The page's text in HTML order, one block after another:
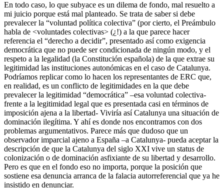
En todo caso, lo que subyace es un dilema de fondo, mal resuelto a
mi juicio porque está mal planteado. Se trata de saber si debe
prevalecer la “voluntad política colectiva” (por cierto, el Preámbulo
habla de <voluntades colectivas> (¿!) a la que parece hacer
referencia el “derecho a decidir”, presentado así como exigencia
democrática que no puede ser condicionada de ningún modo, y el
respeto a la legalidad (la Constitución española) de la que extrae su
legitimidad las instituciones autonómicas en el caso de Catalunya.
Podríamos replicar como lo hacen los representantes de ERC que,
en realidad, es un conflicto de legitimidades en la que debe
prevalecer la legitimidad “democrática” –esa voluntad colectiva-
frente a la legitimidad legal que es presentada casi en términos de
imposición ajena a la libertad- Viviría así Catalunya una situación de
dominación ilegítima. Y ahí es donde nos encontramos con dos
problemas argumentativos. Parece más que dudoso que un
observador imparcial ajeno a España –a Catalunya- pueda aceptar la
descripción de que la Catalunya del siglo XXI vive un status de
colonización o de dominación asfixiante de su libertad y desarrollo.
Pero es que en el fondo eso no importa, porque la posición que
sostiene esa denuncia arranca de la falacia autorreferencial que ya he
insistido en denunciar.